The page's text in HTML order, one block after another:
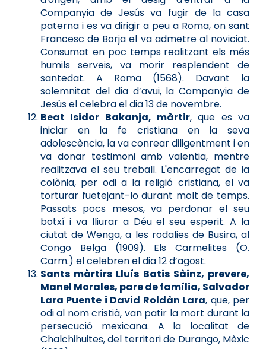
Companyia de Jesús va fugir de la casa
paterna i es va dirigir a peu a Roma, on sant
Francesc de Borja el va admetre al noviciat.
Consumat en poc temps realitzant els més
humils serveis, va morir resplendent de
santedat. A Roma (1568). Davant la
solemnitat del dia d’avui, la Companyia de
Jesús el celebra el dia 13 de novembre.
Beat Isidor Bakanja, màrtir, que es va
iniciar en la fe cristiana en la seva
adolescència, la va conrear diligentment i en
va donar testimoni amb valentia, mentre
realitzava el seu treball. L'encarregat de la
colònia, per odi a la religió cristiana, el va
torturar fuetejant-lo durant molt de temps.
Passats pocs mesos, va perdonar el seu
botxí i va lliurar a Déu el seu esperit. A la
ciutat de Wenga, a les rodalies de Busira, al
Congo Belga (1909). Els Carmelites (O.
Carm.) el celebren el dia 12 d’agost.
Sants màrtirs Lluís Batis Sàinz, prevere,
Manel Morales, pare de família, Salvador
Lara Puente i David Roldàn Lara, que, per
odi al nom cristià, van patir la mort durant la
persecució mexicana. A la localitat de
Chalchihuites, del territori de Durango, Mèxic